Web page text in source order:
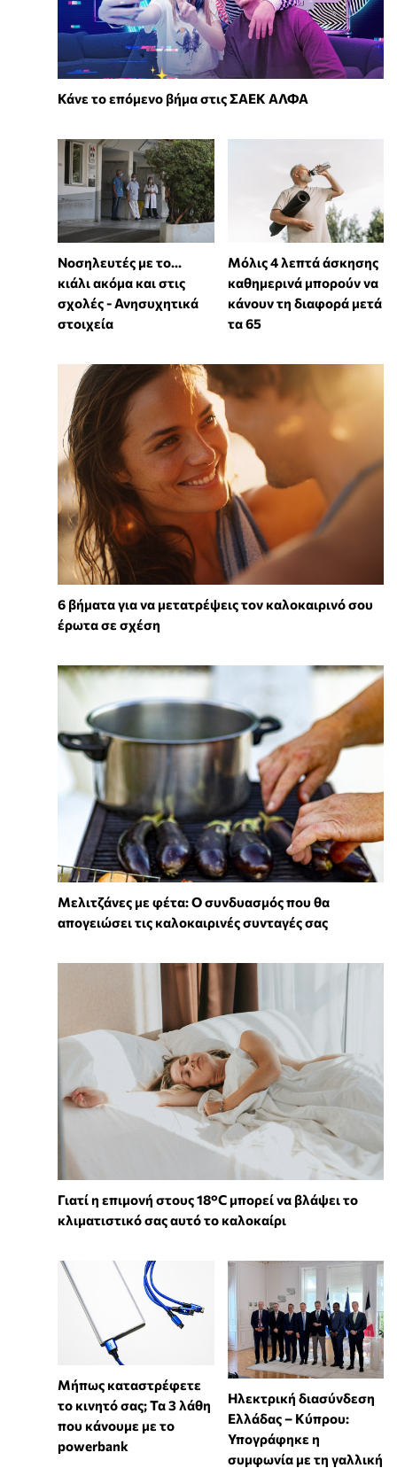
Κάνε το επόμενο βήμα στις ΣΑΕΚ ΑΛΦΑ
Νοσηλευτές με το...
κιάλι ακόμα και στις
σχολές - Ανησυχητικά
στοιχεία
Μόλις 4 λεπτά άσκησης
καθημερινά μπορούν να
κάνουν τη διαφορά μετά
τα 65
6 βήματα για να μετατρέψεις τον καλοκαιρινό σου
έρωτα σε σχέση
Μελιτζάνες με φέτα: Ο συνδυασμός που θα
απογειώσει τις καλοκαιρινές συνταγές σας
Γιατί η επιμονή στους 18°C μπορεί να βλάψει το
κλιματιστικό σας αυτό το καλοκαίρι
Μήπως καταστρέφετε
το κινητό σας; Τα 3 λάθη
που κάνουμε με το
powerbank
Ηλεκτρική διασύνδεση
Ελλάδας – Κύπρου:
Υπογράφηκε η
συμφωνία με τη γαλλική